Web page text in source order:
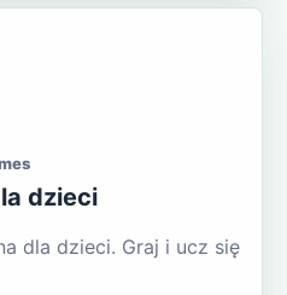
dzieci
dla dzieci. Graj i ucz się